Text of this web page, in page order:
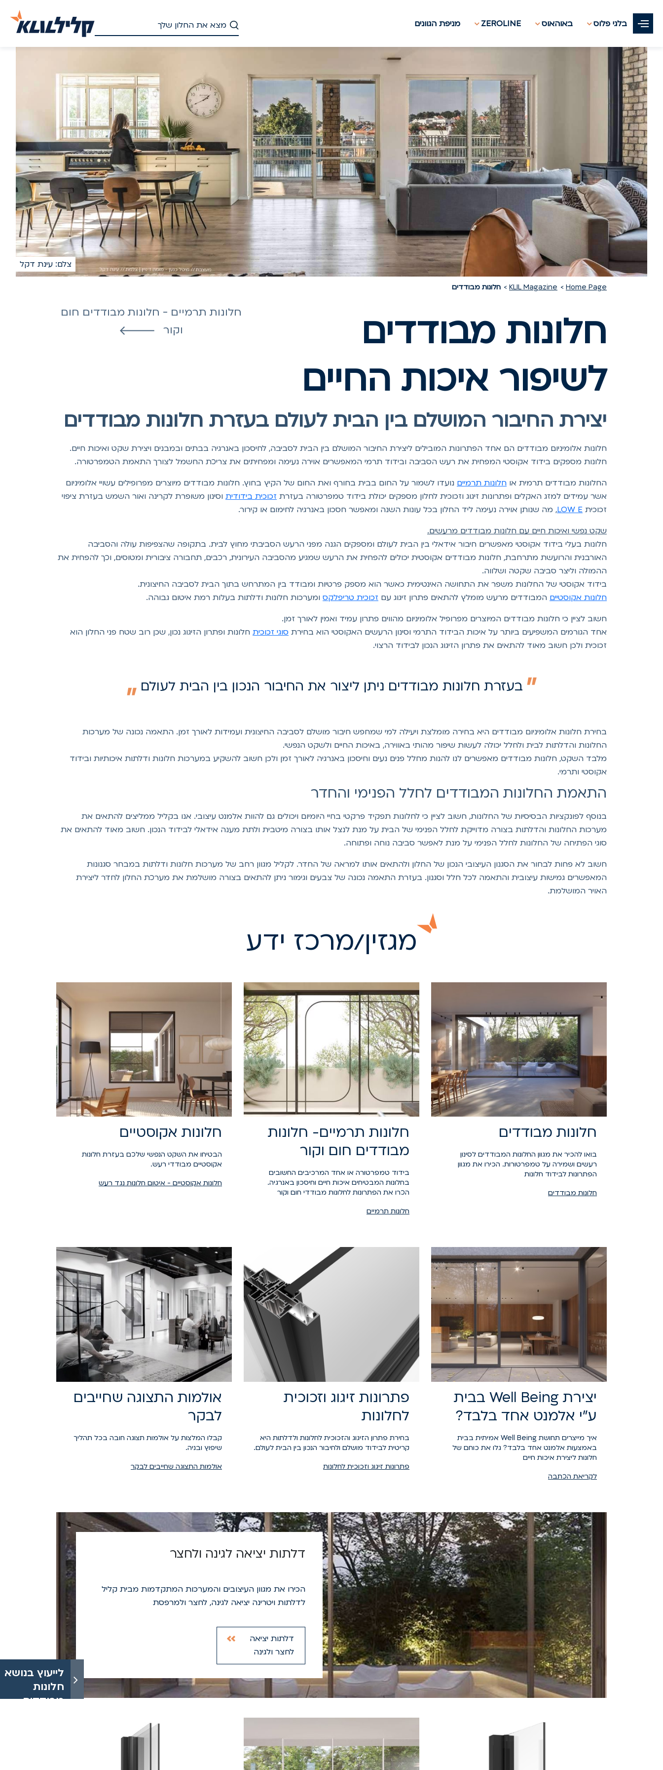
בלגי פלוס באוהאוס ZEROLINE מניפת הגוונים
צלם: עינת דקל
Home Page
KLIL Magazine חלונות מבודדים
חלונות מבודדים
לשיפור איכות החיים
חלונות תרמיים - חלונות מבודדים חום
וקור
יצירת החיבור המושלם בין הבית לעולם בעזרת חלונות מבודדים
חלונות אלומיניום מבודדים הם אחד הפתרונות המובילים ליצירת החיבור המושלם בין הבית לסביבה, לחיסכון באנרגיה בבתים ובמבנים ויצירת שקט ואיכות חיים.
חלונות מספקים בידוד אקוסטי המפחית את רעש הסביבה ובידוד תרמי המאפשרים אוירה נעימה ומפחיתים את צריכת החשמל לצורך התאמת הטמפרטורה.
החלונות מבודדים תרמית או חלונות תרמיים נועדו לשמור על החום בבית בחורף ואת החום של הקיץ בחוץ. חלונות מבודדים מיוצרים מפרופילים עשויי אלומיניום
אשר עמידים למזג האקלים ופתרונות זיגוג וזכוכית לחלון מספקים יכולת בידוד טמפרטורה בעזרת זכוכית בידודית וסינון משופרת לקרינה ואור השמש בעזרת ציפוי
זכוכית LOW E, מה שנותן אוירה נעימה ליד החלון בכל עונות השנה ומאפשר חסכון באנרגיה לחימום או קירור.
שקט נפשי ואיכות חיים עם חלונות מבודדים מרעשים.
חלונות בעלי בידוד אקוסטי מאפשרים חיבור אידאלי בין הבית לעולם ומספקים הגנה מפני הרעש הסביבתי מחוץ לבית. בתקופה שהצפיפות עולה והסביבה
האורבנית והרועשת מתרחבת, חלונות מבודדים אקוסטית יכולים להפחית את הרעש שמגיע מהסביבה העירונית, רכבים, תחבורה ציבורית ומטוסים, וכך להפחית את
ההמולה וליצר סביבה שקטה ושלווה.
בידוד אקוסטי של החלונות משפר את התחושה האינטימית כאשר הוא מספק פרטיות ומבודד בין המתרחש בתוך הבית לסביבה החיצונית.
חלונות אקוסטיים המבודדים מרעש מומלץ להתאים פתרון זיגוג עם זכוכית טריפלקס ומערכות חלונות ודלתות בעלות רמת איטום גבוהה.
חשוב לציין כי חלונות מבודדים המיוצרים מפרופיל אלומיניום מהווים פתרון עמיד ואמין לאורך זמן.
אחד הגורמים המשפיעים ביותר על איכות הבידוד התרמי וסינון הרעשים האקוסטי הוא בחירת סוגי זכוכית חלונות ופתרון הזיגוג נכון, שכן רוב שטח פני החלון הוא
זכוכית ולכן חשוב מאוד להתאים את פתרון הזיגוג הנכון לבידוד הרצוי.
בעזרת חלונות מבודדים ניתן ליצור את החיבור הנכון בין הבית לעולם
בחירת חלונות אלומיניום מבודדים היא בחירה מומלצת ויעילה למי שמחפש חיבור מושלם לסביבה החיצונית ועמידות לאורך זמן. התאמה נכונה של מערכות
החלונות והדלתות לבית ולחלל יכולה לעשות שיפור מהותי באווירה, באיכות החיים ולשקט הנפשי.
מלבד השקט, חלונות מבודדים מאפשרים לנו להנות מחלל פנים נעים וחיסכון באנרגיה לאורך זמן ולכן חשוב להשקיע במערכות חלונות ודלתות איכותיות ובידוד
אקוסטי ותרמי.
התאמת החלונות המבודדים לחלל הפנימי והחדר
בנוסף לפונקציות הבסיסיות של החלונות, חשוב לציין כי לחלונות תפקיד פרקטי בחיי היומיום ויכולים גם להוות אלמנט עיצובי. אנו בקליל ממליצים להתאים את
מערכות החלונות והדלתות בצורה מדוייקת לחלל הפנימי של הבית על מנת לנצל אותו בצורה מיטבית ולתת מענה אידאלי לבידוד הנכון. חשוב מאוד להתאים את
סוגי הפתיחה של החלונות לחלל הפנימי על מנת לאפשר סביבה נוחה ופתוחה.
חשוב לא פחות לבחור את הסגנון העיצובי הנכון של החלון ולהתאים אותו למראה של החדר. לקליל מגוון רחב של מערכות חלונות ודלתות במבחר סגנונות
המאפשרים גמישות עיצובית והתאמה לכל חלל וסגנון. בעזרת התאמה נכונה של צבעים וגימור ניתן להתאים בצורה מושלמת את מערכת החלון לחדר ליצירת
האויר המושלמת.
מגזין/מרכז ידע
חלונות מבודדים
בואו להכיר את מגוון החלונות המבודדים לסינון
רעשים ושמירה על טמפרטורות. הכירו את מגוון
הפתרונות לבידוד חלונות
חלונות מבודדים
חלונות תרמיים- חלונות
מבודדים חום וקור
בידוד טמפרטורה או אחד המרכיבים החשובים
בחלונות המבטיחים איכות חיים וחיסכון באנרגיה.
הכרו את הפתרונות לחלונות מבודדי חום וקור
חלונות תרמיים
חלונות אקוסטיים
הבטיחו את השקט הנפשי שלכם בעזרת חלונות
אקוסטיים מבודדי רעש.
חלונות אקוסטיים - איטום חלונות נגד רעש
יצירת Well Being בבית
ע"י אלמנט אחד בלבד?
איך מייצרים תחושת Well Being אמיתית בבית
באמצעות אלמנט אחד בלבד? גלו את כוחם של
חלונות ליצירת איכות חיים
לקריאת הכתבה
פתרונות זיגוג וזכוכית
לחלונות
בחירת פתרון הזיגוג והזכוכית לחלונות ולדלתות היא
קריטית לבידוד מושלם ולחיבור הנכון בין הבית לעולם.
פתרונות זיגוג וזכוכית לחלונות
אולמות התצוגה שחייבים
לבקר
קבלו המלצות על אולמות תצוגה חובה בכל תהליך
שיפוץ ובניה.
אולמות התצוגה שחייבים לבקר
דלתות יציאה לגינה ולחצר
הכירו את מגוון העיצובים והמערכות המתקדמות מבית קליל
לדלתות ויטרינה יציאה לגינה, לחצר ולמרפסת
דלתות יציאה
לחצר ולגינה